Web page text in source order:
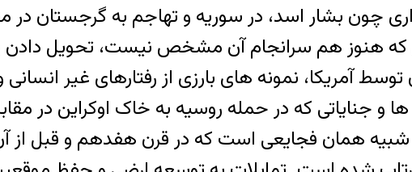
چون بشار اسد، در سوریه و تهاجم به گرجستان در
که هنوز هم سرانجام آن مشخص نیست، تحویل دادن
آمریکا، نمونه های بارزی از رفتارهای غیر انسانی
جنایاتی که در حمله روسیه به خاک اوکراین در
همان فجایعی است که در قرن هفدهم و قبل از